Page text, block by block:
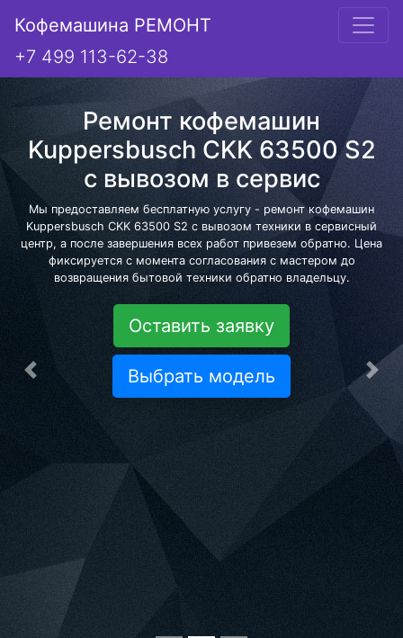
Кофемашина РЕМОНТ
+7 499 113-62-38
Ремонт кофемашин
Kuppersbusch CKK 63500 S2
с вывозом в сервис
Мы предоставляем бесплатную услугу - ремонт кофемашин
Kuppersbusch CKK 63500 S2 с вывозом техники в сервисный
центр, а после завершения всех работ привезем обратно. Цена
фиксируется с момента согласования с мастером до
возвращения бытовой техники обратно владельцу.
Оставить заявку
Выбрать модель
Предыдущая